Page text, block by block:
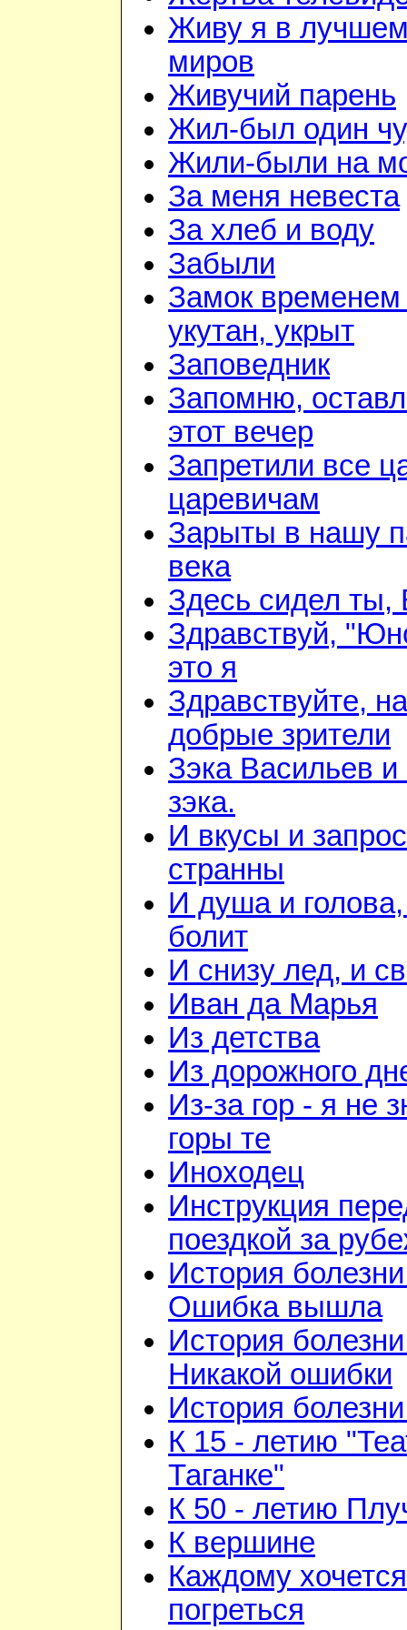
Живу я в
миров
Живучий парень
Жил-был один
Жили-были на
За меня невеста
За хлеб и воду
Забыли
Замок временем
укутан, укрыт
Заповедник
Запомню,
этот вечер
Запретили все
царевичам
Зарыты в нашу
века
Здесь сидел ты,
Здравствуй,
это я
Здравствуйте,
добрые зрители
Зэка Васильев
зэка.
И вкусы и
странны
И душа и
болит
И снизу лед, и
Иван да Марья
Из детства
Из дорожного
Из-за гор - я не
горы те
Иноходец
Инструкция
поездкой за
История
Ошибка вышла
История
Никакой ошибки
История
К 15 - летию
Таганке"
К 50 - летию
К вершине
Каждому
погреться